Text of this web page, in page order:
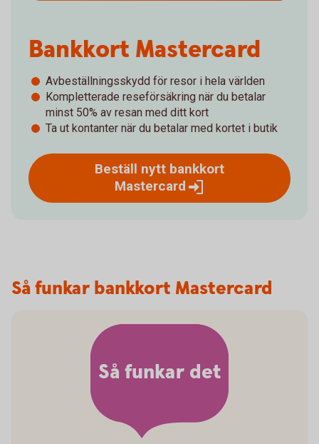
Bankkort Mastercard
Avbeställningsskydd för resor i hela världen
Kompletterade reseförsäkring när du betalar
minst 50% av resan med ditt kort
Ta ut kontanter när du betalar med kortet i butik
Beställ nytt bankkort
Mastercard
Så funkar bankkort Mastercard
Så funkar det